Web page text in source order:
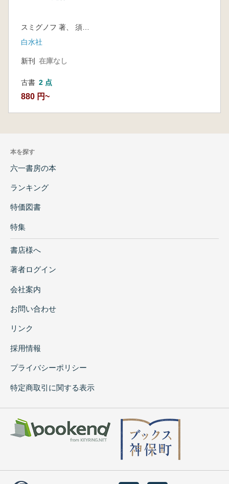
白水社
新刊 在庫なし
古書 2 点
880 円~
本を探す
六一書房の本
ランキング
特価図書
特集
書店様へ
著者ログイン
会社案内
お問い合わせ
リンク
採用情報
プライバシーポリシー
特定商取引に関する表示